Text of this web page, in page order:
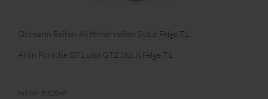
Ortmann Reifen 48 Hinterreifen Slot.it Felge T1
Artin Porsche GT1 und GT2 Slot.it Felge T1
Art.Nr.: R32048